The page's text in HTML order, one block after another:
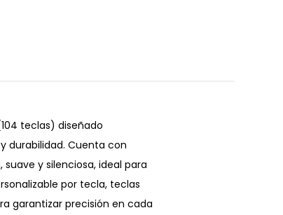
teclas) diseñado
durabilidad. Cuenta con
y silenciosa, ideal para
por tecla, teclas
garantizar precisión en cada